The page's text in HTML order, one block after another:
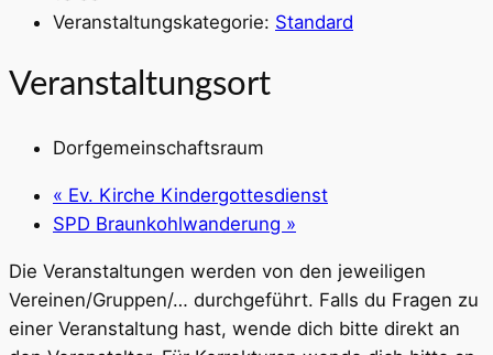
Veranstaltungskategorie: Standard
Veranstaltungsort
Dorfgemeinschaftsraum
« Ev. Kirche Kindergottesdienst
SPD Braunkohlwanderung »
Die Veranstaltungen werden von den jeweiligen
Vereinen/Gruppen/… durchgeführt. Falls du Fragen zu
einer Veranstaltung hast, wende dich bitte direkt an